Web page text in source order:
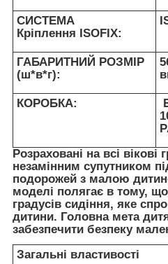
СИСТЕМА
Кріплення ISOFIX:
ГАБАРИТНИЙ РОЗМІР
(ш*в*г):
КОРОБКА:
Розраховані на всі вікові
незамінним супутником
подорожей з малою
моделі полягає в тому,
градусів сидіння, яке
дитини. Головна мета
забезпечити безпеку
Загальні властивості